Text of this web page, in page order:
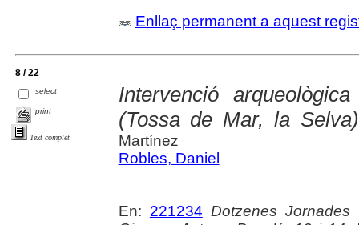
Enllaç permanent a aquest
8 / 22
select
print
Text complet
Intervenció
(Tossa de Mar, la Selva)
Martínez
Robles, Daniel
En: 221234 Dotzenes